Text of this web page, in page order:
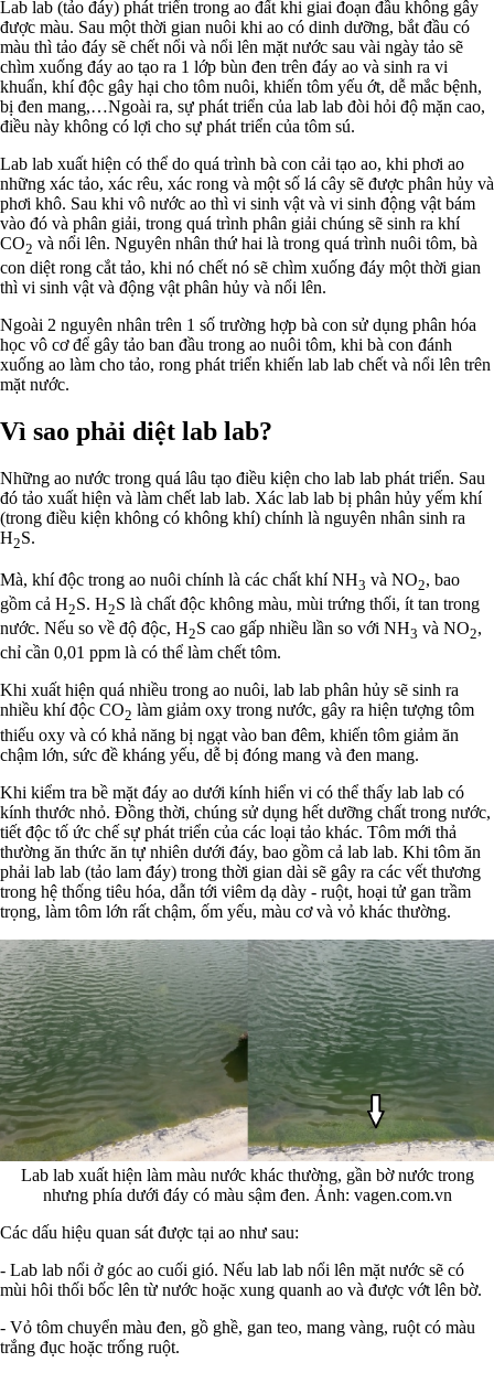
Lab lab (tảo đáy) phát triển trong ao đất khi giai đoạn đầu không gây
được màu. Sau một thời gian nuôi khi ao có dinh dưỡng, bắt đầu có
màu thì tảo đáy sẽ chết nổi và nổi lên mặt nước sau vài ngày tảo sẽ
chìm xuống đáy ao tạo ra 1 lớp bùn đen trên đáy ao và sinh ra vi
khuẩn, khí độc gây hại cho tôm nuôi, khiến tôm yếu ớt, dễ mắc bệnh,
bị đen mang,…Ngoài ra, sự phát triển của lab lab đòi hỏi độ mặn cao,
điều này không có lợi cho sự phát triển của tôm sú.
Lab lab xuất hiện có thể do quá trình bà con cải tạo ao, khi phơi ao
những xác tảo, xác rêu, xác rong và một số lá cây sẽ được phân hủy và
phơi khô. Sau khi vô nước ao thì vi sinh vật và vi sinh động vật bám
vào đó và phân giải, trong quá trình phân giải chúng sẽ sinh ra khí
CO2 và nổi lên. Nguyên nhân thứ hai là trong quá trình nuôi tôm, bà
con diệt rong cắt tảo, khi nó chết nó sẽ chìm xuống đáy một thời gian
thì vi sinh vật và động vật phân hủy và nổi lên.
Ngoài 2 nguyên nhân trên 1 số trường hợp bà con sử dụng phân hóa
học vô cơ để gây tảo ban đầu trong ao nuôi tôm, khi bà con đánh
xuống ao làm cho tảo, rong phát triển khiến lab lab chết và nổi lên trên
mặt nước.
Vì sao phải diệt lab lab?
Những ao nước trong quá lâu tạo điều kiện cho lab lab phát triển. Sau
đó tảo xuất hiện và làm chết lab lab. Xác lab lab bị phân hủy yếm khí
(trong điều kiện không có không khí) chính là nguyên nhân sinh ra
H2S.
Mà, khí độc trong ao nuôi chính là các chất khí NH3 và NO2, bao
gồm cả H2S. H2S là chất độc không màu, mùi trứng thối, ít tan trong
nước. Nếu so về độ độc, H2S cao gấp nhiều lần so với NH3 và NO2,
chỉ cần 0,01 ppm là có thể làm chết tôm.
Khi xuất hiện quá nhiều trong ao nuôi, lab lab phân hủy sẽ sinh ra
nhiều khí độc CO2 làm giảm oxy trong nước, gây ra hiện tượng tôm
thiếu oxy và có khả năng bị ngạt vào ban đêm, khiến tôm giảm ăn
chậm lớn, sức đề kháng yếu, dễ bị đóng mang và đen mang.
Khi kiểm tra bề mặt đáy ao dưới kính hiển vi có thể thấy lab lab có
kính thước nhỏ. Đồng thời, chúng sử dụng hết dưỡng chất trong nước,
tiết độc tố ức chế sự phát triển của các loại tảo khác. Tôm mới thả
thường ăn thức ăn tự nhiên dưới đáy, bao gồm cả lab lab. Khi tôm ăn
phải lab lab (tảo lam đáy) trong thời gian dài sẽ gây ra các vết thương
trong hệ thống tiêu hóa, dẫn tới viêm dạ dày - ruột, hoại tử gan trầm
trọng, làm tôm lớn rất chậm, ốm yếu, màu cơ và vỏ khác thường.
Lab lab xuất hiện làm màu nước khác thường, gần bờ nước trong
nhưng phía dưới đáy có màu sậm đen. Ảnh: vagen.com.vn
Các dấu hiệu quan sát được tại ao như sau:
- Lab lab nổi ở góc ao cuối gió. Nếu lab lab nổi lên mặt nước sẽ có
mùi hôi thối bốc lên từ nước hoặc xung quanh ao và được vớt lên bờ.
- Vỏ tôm chuyển màu đen, gồ ghề, gan teo, mang vàng, ruột có màu
trắng đục hoặc trống ruột.